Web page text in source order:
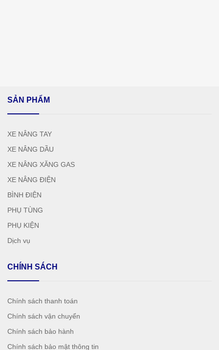
SẢN PHẨM
XE NÂNG TAY
XE NÂNG DẦU
XE NÂNG XĂNG GAS
XE NÂNG ĐIỆN
BÌNH ĐIỆN
PHỤ TÙNG
PHỤ KIỆN
Dịch vụ
CHÍNH SÁCH
Chính sách thanh toán
Chính sách vận chuyển
Chính sách bảo hành
Chính sách bảo mật thông tin